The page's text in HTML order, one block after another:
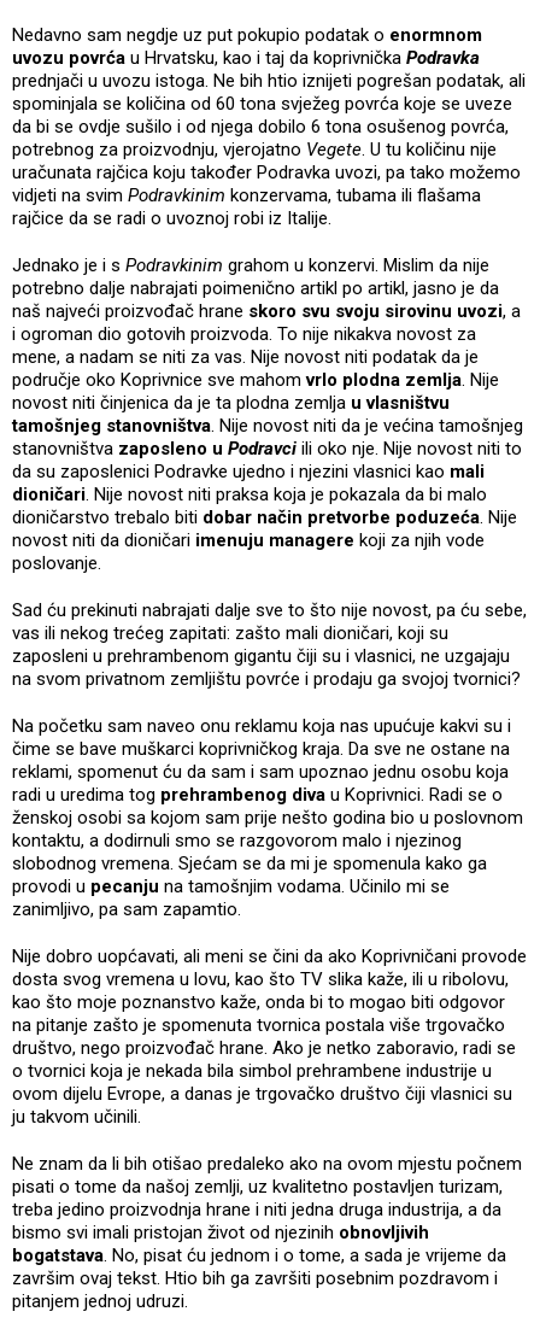
Nedavno sam negdje uz put pokupio podatak o enormnom
uvozu povrća u Hrvatsku, kao i taj da koprivnička Podravka
prednjači u uvozu istoga. Ne bih htio iznijeti pogrešan podatak, ali
spominjala se količina od 60 tona svježeg povrća koje se uveze
da bi se ovdje sušilo i od njega dobilo 6 tona osušenog povrća,
potrebnog za proizvodnju, vjerojatno Vegete. U tu količinu nije
uračunata rajčica koju također Podravka uvozi, pa tako možemo
vidjeti na svim Podravkinim konzervama, tubama ili flašama
rajčice da se radi o uvoznoj robi iz Italije.
Jednako je i s Podravkinim grahom u konzervi. Mislim da nije
potrebno dalje nabrajati poimenično artikl po artikl, jasno je da
naš najveći proizvođač hrane skoro svu svoju sirovinu uvozi, a
i ogroman dio gotovih proizvoda. To nije nikakva novost za
mene, a nadam se niti za vas. Nije novost niti podatak da je
područje oko Koprivnice sve mahomvrlo plodna zemlja. Nije
novost niti činjenica da je ta plodna zemlja u vlasništvu
tamošnjeg stanovništva. Nije novost niti da je većina tamošnjeg
stanovništva zaposleno u Podravci ili oko nje. Nije novost niti to
da su zaposlenici Podravke ujedno i njezini vlasnici kao mali
dioničari. Nije novost niti praksa koja je pokazala da bi malo
dioničarstvo trebalo biti dobar način pretvorbe poduzeća. Nije
novost niti da dioničari imenuju managere koji za njih vode
poslovanje.
Sad ću prekinuti nabrajati dalje sve to što nije novost, pa ću sebe,
vas ili nekog trećeg zapitati: zašto mali dioničari, koji su
zaposleni u prehrambenom gigantu čiji su i vlasnici, ne uzgajaju
na svom privatnom zemljištu povrće i prodaju ga svojoj tvornici?
Na početku sam naveo onu reklamu koja nas upućuje kakvi su i
čime se bave muškarci koprivničkog kraja. Da sve ne ostane na
reklami, spomenut ću da sam i sam upoznao jednu osobu koja
radi u uredima tog prehrambenog diva u Koprivnici. Radi se o
ženskoj osobi sa kojom sam prije nešto godina bio u poslovnom
kontaktu, a dodirnuli smo se razgovorom malo i njezinog
slobodnog vremena. Sjećam se da mi je spomenula kako ga
provodi u pecanju na tamošnjim vodama. Učinilo mi se
zanimljivo, pa sam zapamtio.
Nije dobro uopćavati, ali meni se čini da ako Koprivničani provode
dosta svog vremena u lovu, kao što TV slika kaže, ili u ribolovu,
kao što moje poznanstvo kaže, onda bi to mogao biti odgovor
na pitanje zašto je spomenuta tvornica postala više trgovačko
društvo, nego proizvođač hrane. Ako je netko zaboravio, radi se
o tvornici koja je nekada bila simbol prehrambene industrije u
ovom dijelu Evrope, a danas je trgovačko društvo čiji vlasnici su
ju takvom učinili.
Ne znam da li bih otišao predaleko ako na ovom mjestu počnem
pisati o tome da našoj zemlji, uz kvalitetno postavljen turizam,
treba jedino proizvodnja hrane i niti jedna druga industrija, a da
bismo svi imali pristojan život od njezinih obnovljivih
bogatstava. No, pisat ću jednom i o tome, a sada je vrijeme da
završim ovaj tekst. Htio bih ga završiti posebnim pozdravom i
pitanjem jednoj udruzi.